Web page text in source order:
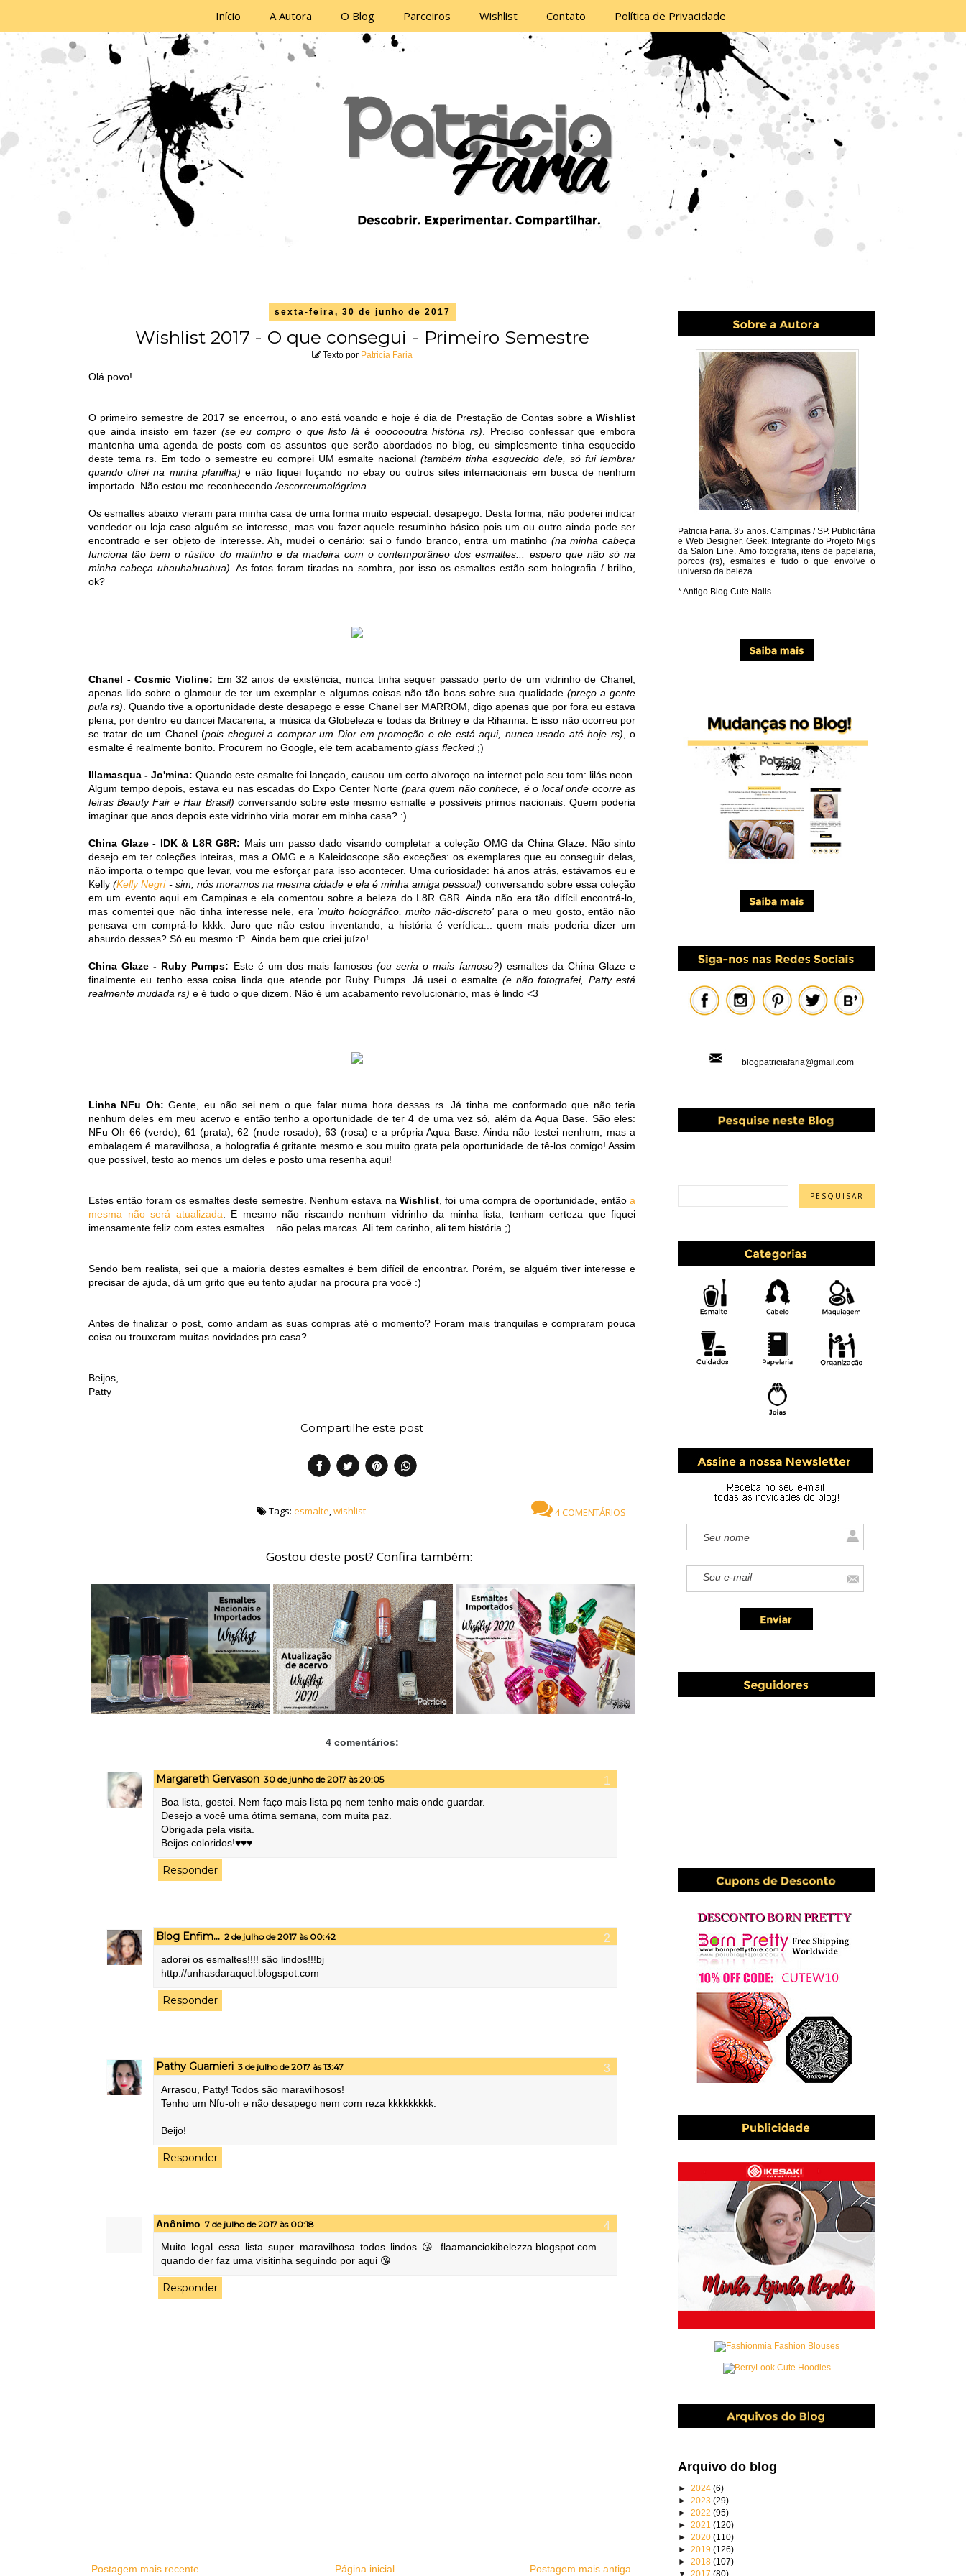
Início A Autora O Blog Parceiros Wishlist Contato Política de Privacidade
sexta-feira, 30 de junho de 2017
Wishlist 2017 - O que consegui - Primeiro Semestre
Texto por Patricia Faria
Olá povo!
O primeiro semestre de 2017 se encerrou, o ano está voando e hoje é dia de Prestação de Contas sobre a Wishlist
que ainda insisto em fazer (se eu compro o que listo lá é ooooooutra história rs) . Preciso confessar que embora
mantenha uma agenda de posts com os assuntos que serão abordados no blog, eu simplesmente tinha esquecido
deste tema rs. Em todo o semestre eu comprei UM esmalte nacional(também tinha esquecido dele, só fui lembrar
quando olhei na minha planilha) e não fiquei fuçando no ebay ou outros sites internacionais em busca de nenhum
importado. Não estou me reconhecendo/escorreumalágrima
Os esmaltes abaixo vieram para minha casa de uma forma muito especial: desapego. Desta forma, não poderei indicar
vendedor ou loja caso alguém se interesse, mas vou fazer aquele resuminho básico pois um ou outro ainda pode ser
encontrado e ser objeto de interesse. Ah, mudei o cenário: sai o fundo branco, entra um matinho (na minha cabeça
funciona tão bem o rústico do matinho e da madeira com o contemporâneo dos esmaltes... espero que não só na
minha cabeça uhauhahuahua) . As fotos foram tiradas na sombra, por isso os esmaltes estão sem holografia / brilho,
ok?
Chanel - Cosmic Violine: Em 32 anos de existência, nunca tinha sequer passado perto de um vidrinho de Chanel,
apenas lido sobre o glamour de ter um exemplar e algumas coisas não tão boas sobre sua qualidade (preço a gente
pula rs) . Quando tive a oportunidade deste desapego e esse Chanel ser MARROM, digo apenas que por fora eu estava
plena, por dentro eu dancei Macarena, a música da Globeleza e todas da Britney e da Rihanna. E isso não ocorreu por
se tratar de um Chanel (pois cheguei a comprar um Dior em promoção e ele está aqui, nunca usado até hoje rs) , o
esmalte é realmente bonito. Procurem no Google, ele tem acabamento glass flecked ;)
Illamasqua - Jo'mina: Quando este esmalte foi lançado, causou um certo alvoroço na internet pelo seu tom: lilás neon.
Algum tempo depois, estava eu nas escadas do Expo Center Norte (para quem não conhece, é o local onde ocorre as
feiras Beauty Fair e Hair Brasil) conversando sobre este mesmo esmalte e possíveis primos nacionais. Quem poderia
imaginar que anos depois este vidrinho viria morar em minha casa? :)
China Glaze - IDK & L8R G8R: Mais um passo dado visando completar a coleção OMG da China Glaze. Não sinto
desejo em ter coleções inteiras, mas a OMG e a Kaleidoscope são exceções: os exemplares que eu conseguir delas,
não importa o tempo que levar, vou me esforçar para isso acontecer. Uma curiosidade: há anos atrás, estávamos eu e
Kelly(Kelly Negri- sim, nós moramos na mesma cidade e ela é minha amiga pessoal) conversando sobre essa coleção
em um evento aqui em Campinas e ela comentou sobre a beleza do L8R G8R. Ainda não era tão difícil encontrá-lo,
mas comentei que não tinha interesse nele, era 'muito holográfico, muito não-discreto' para o meu gosto, então não
pensava em comprá-lo kkkk. Juro que não estou inventando, a história é verídica... quem mais poderia dizer um
absurdo desses? Só eu mesmo :P Ainda bem que criei juízo!
China Glaze - Ruby Pumps: Este é um dos mais famosos(ou seria o mais famoso?) esmaltes da China Glaze e
finalmente eu tenho essa coisa linda que atende por Ruby Pumps. Já usei o esmalte (e não fotografei, Patty está
realmente mudada rs) e é tudo o que dizem. Não é um acabamento revolucionário, mas é lindo <3
Linha NFu Oh: Gente, eu não sei nem o que falar numa hora dessas rs. Já tinha me conformado que não teria
nenhum deles em meu acervo e então tenho a oportunidade de ter 4 de uma vez só, além da Aqua Base. São eles:
NFu Oh 66 (verde), 61 (prata), 62 (nude rosado), 63 (rosa) e a própria Aqua Base. Ainda não testei nenhum, mas a
embalagem é maravilhosa, a holografia é gritante mesmo e sou muito grata pela oportunidade de tê-los comigo! Assim
que possível, testo ao menos um deles e posto uma resenha aqui!
Estes então foram os esmaltes deste semestre. Nenhum estava na Wishlist, foi uma compra de oportunidade, entãoa
mesma não será atualizada . E mesmo não riscando nenhum vidrinho da minha lista, tenham certeza que fiquei
imensamente feliz com estes esmaltes... não pelas marcas. Ali tem carinho, ali tem história ;)
Sendo bem realista, sei que a maioria destes esmaltes é bem difícil de encontrar. Porém, se alguém tiver interesse e
precisar de ajuda, dá um grito que eu tento ajudar na procura pra você :)
Antes de finalizar o post, como andam as suas compras até o momento? Foram mais tranquilas e compraram pouca
coisa ou trouxeram muitas novidades pra casa?
Beijos,
Patty
Compartilhe este post
4 COMENTÁRIOS
Tags: esmalte,wishlist
Gostou deste post? Confira também:
4 comentários:
Margareth Gervason 30 de junho de 2017 às 20:05
Boa lista, gostei. Nem faço mais lista pq nem tenho mais onde guardar.
Desejo a você uma ótima semana, com muita paz.
Obrigada pela visita.
Beijos coloridos!♥♥♥
Responder
Blog Enfim... 2 de julho de 2017 às 00:42
adorei os esmaltes!!!! são lindos!!!bj
http://unhasdaraquel.blogspot.com
Responder
Pathy Guarnieri 3 de julho de 2017 às 13:47
Arrasou, Patty! Todos são maravilhosos!
Tenho um Nfu-oh e não desapego nem com reza kkkkkkkkk.
Beijo!
Responder
Anônimo 7 de julho de 2017 às 00:18
Muito legal essa lista super maravilhosa todos lindos 😘 flaamanciokibelezza.blogspot.com
quando der faz uma visitinha seguindo por aqui 😘
Responder
Postagem mais recente Postagem mais antiga
Página inicial
Patricia Faria.35 anos. Campinas / SP. Publicitária
e Web Designer. Geek. Integrante do Projeto Migs
da Salon Line. Amo fotografia, itens de papelaria,
porcos (rs), esmaltes e tudo o que envolve o
universo da beleza.
* Antigo Blog Cute Nails.
blogpatriciafaria@gmail.com
Arquivo do blog
►2024(6)
►2023(29)
►2022(95)
►2021(120)
►2020(110)
►2019(126)
►2018(107)